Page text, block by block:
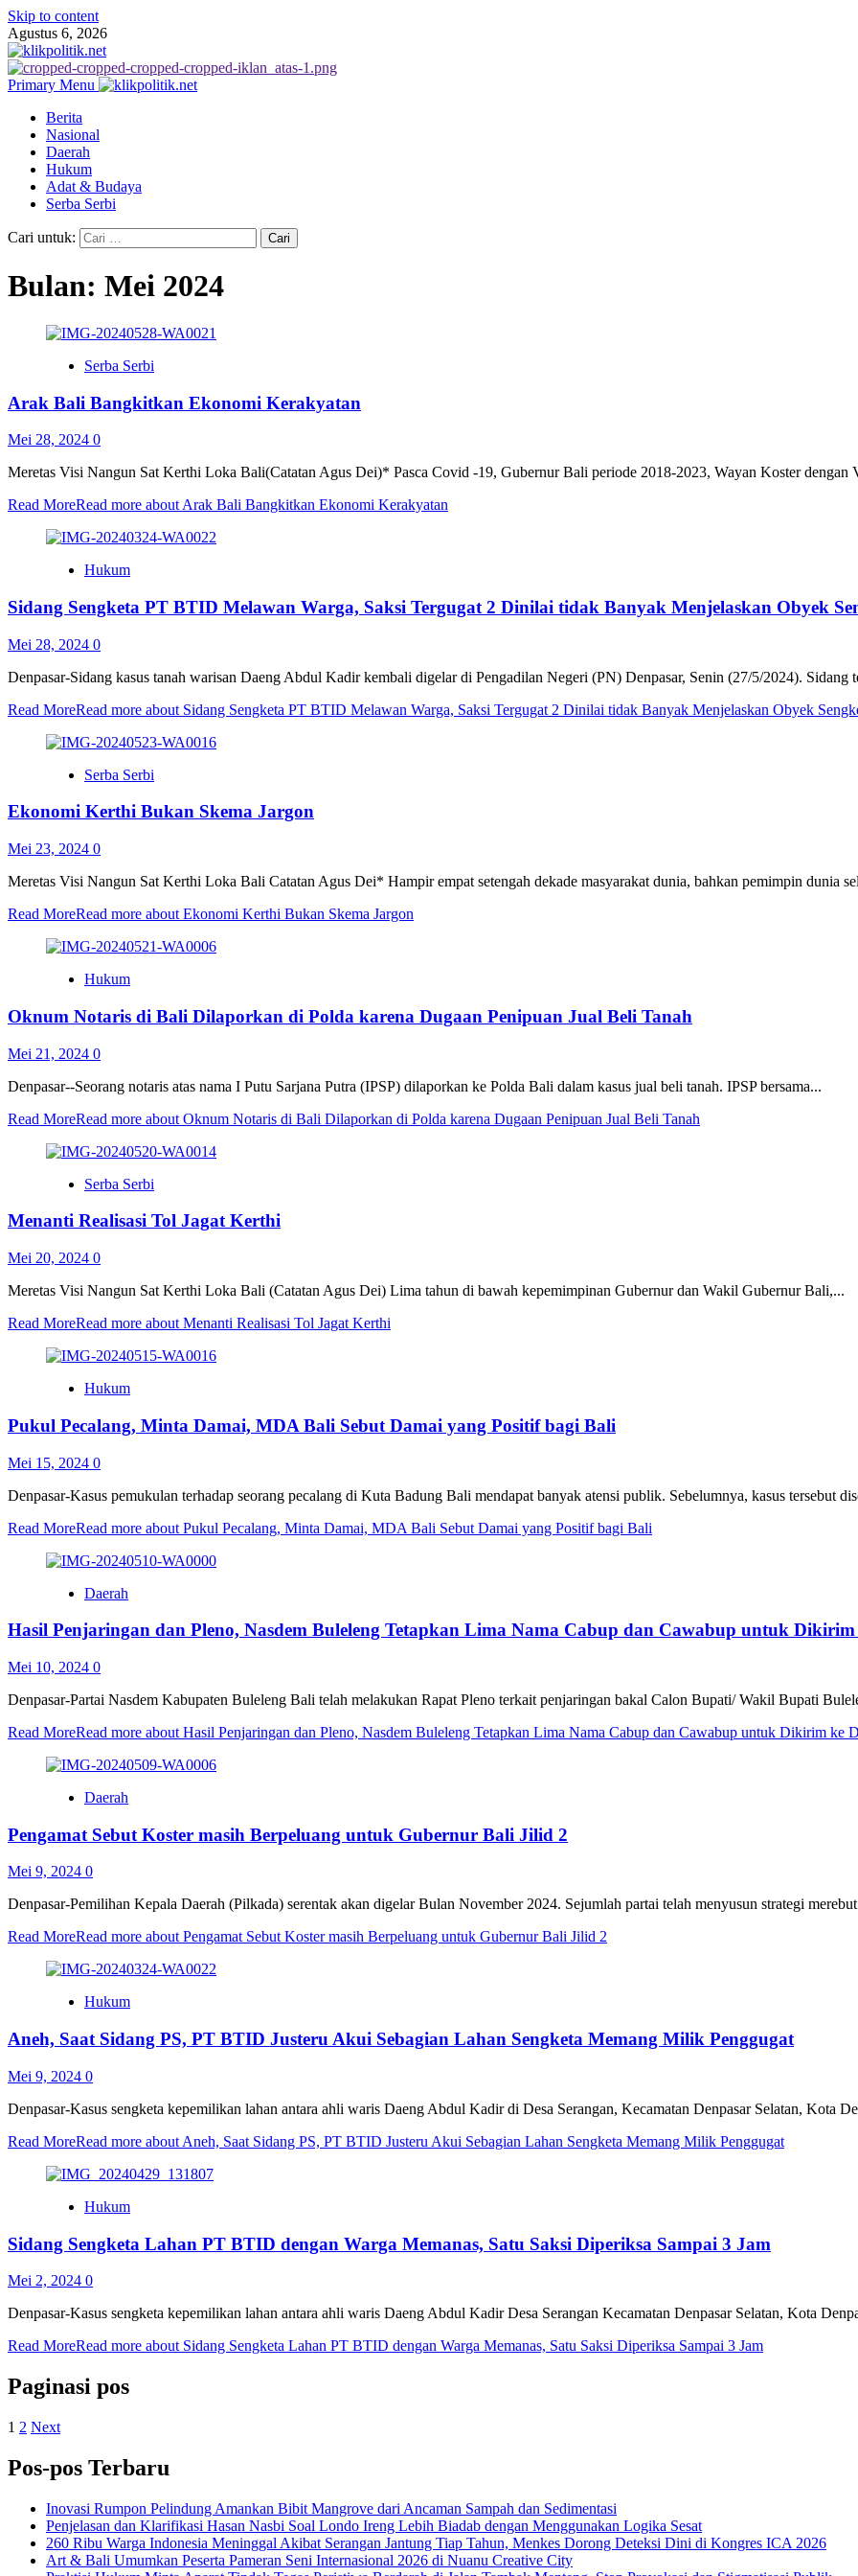
Skip to content
Agustus 6, 2026
Primary Menu
Berita
Nasional
Daerah
Hukum
Adat & Budaya
Serba Serbi
Cari untuk:
Bulan: Mei 2024
Serba Serbi
Arak Bali Bangkitkan Ekonomi Kerakyatan
Mei 28, 2024 0
Meretas Visi Nangun Sat Kerthi Loka Bali(Catatan Agus Dei)* Pasca Covid -19, Gubernur Bali periode 2018-2023, Wayan Koster dengan
Read MoreRead more about Arak Bali Bangkitkan Ekonomi Kerakyatan
Hukum
Sidang Sengketa PT BTID Melawan Warga, Saksi Tergugat 2 Dinilai tidak Banyak Menjelaskan Obyek
Mei 28, 2024 0
Denpasar-Sidang kasus tanah warisan Daeng Abdul Kadir kembali digelar di Pengadilan Negeri (PN) Denpasar, Senin (27/5/2024). Sidang
Read MoreRead more about Sidang Sengketa PT BTID Melawan Warga, Saksi Tergugat 2 Dinilai tidak Banyak Menjelaskan Obyek
Serba Serbi
Ekonomi Kerthi Bukan Skema Jargon
Mei 23, 2024 0
Meretas Visi Nangun Sat Kerthi Loka Bali Catatan Agus Dei* Hampir empat setengah dekade masyarakat dunia, bahkan pemimpin dunia
Read MoreRead more about Ekonomi Kerthi Bukan Skema Jargon
Hukum
Oknum Notaris di Bali Dilaporkan di Polda karena Dugaan Penipuan Jual Beli Tanah
Mei 21, 2024 0
Denpasar--Seorang notaris atas nama I Putu Sarjana Putra (IPSP) dilaporkan ke Polda Bali dalam kasus jual beli tanah. IPSP bersama...
Read MoreRead more about Oknum Notaris di Bali Dilaporkan di Polda karena Dugaan Penipuan Jual Beli Tanah
Serba Serbi
Menanti Realisasi Tol Jagat Kerthi
Mei 20, 2024 0
Meretas Visi Nangun Sat Kerthi Loka Bali (Catatan Agus Dei) Lima tahun di bawah kepemimpinan Gubernur dan Wakil Gubernur Bali,...
Read MoreRead more about Menanti Realisasi Tol Jagat Kerthi
Hukum
Pukul Pecalang, Minta Damai, MDA Bali Sebut Damai yang Positif bagi Bali
Mei 15, 2024 0
Denpasar-Kasus pemukulan terhadap seorang pecalang di Kuta Badung Bali mendapat banyak atensi publik. Sebelumnya, kasus tersebut
Read MoreRead more about Pukul Pecalang, Minta Damai, MDA Bali Sebut Damai yang Positif bagi Bali
Daerah
Hasil Penjaringan dan Pleno, Nasdem Buleleng Tetapkan Lima Nama Cabup dan Cawabup untuk Dikirim
Mei 10, 2024 0
Denpasar-Partai Nasdem Kabupaten Buleleng Bali telah melakukan Rapat Pleno terkait penjaringan bakal Calon Bupati/ Wakil Bupati
Read MoreRead more about Hasil Penjaringan dan Pleno, Nasdem Buleleng Tetapkan Lima Nama Cabup dan Cawabup untuk Dikirim ke
Daerah
Pengamat Sebut Koster masih Berpeluang untuk Gubernur Bali Jilid 2
Mei 9, 2024 0
Denpasar-Pemilihan Kepala Daerah (Pilkada) serentak akan digelar Bulan November 2024. Sejumlah partai telah menyusun strategi
Read MoreRead more about Pengamat Sebut Koster masih Berpeluang untuk Gubernur Bali Jilid 2
Hukum
Aneh, Saat Sidang PS, PT BTID Justeru Akui Sebagian Lahan Sengketa Memang Milik Penggugat
Mei 9, 2024 0
Denpasar-Kasus sengketa kepemilikan lahan antara ahli waris Daeng Abdul Kadir di Desa Serangan, Kecamatan Denpasar Selatan, Kota
Read MoreRead more about Aneh, Saat Sidang PS, PT BTID Justeru Akui Sebagian Lahan Sengketa Memang Milik Penggugat
Hukum
Sidang Sengketa Lahan PT BTID dengan Warga Memanas, Satu Saksi Diperiksa Sampai 3 Jam
Mei 2, 2024 0
Denpasar-Kasus sengketa kepemilikan lahan antara ahli waris Daeng Abdul Kadir Desa Serangan Kecamatan Denpasar Selatan, Kota
Read MoreRead more about Sidang Sengketa Lahan PT BTID dengan Warga Memanas, Satu Saksi Diperiksa Sampai 3 Jam
Paginasi pos
1 2 Next
Pos-pos Terbaru
Inovasi Rumpon Pelindung Amankan Bibit Mangrove dari Ancaman Sampah dan Sedimentasi
Penjelasan dan Klarifikasi Hasan Nasbi Soal Londo Ireng Lebih Biadab dengan Menggunakan Logika Sesat
260 Ribu Warga Indonesia Meninggal Akibat Serangan Jantung Tiap Tahun, Menkes Dorong Deteksi Dini di Kongres ICA 2026
Art & Bali Umumkan Peserta Pameran Seni Internasional 2026 di Nuanu Creative City